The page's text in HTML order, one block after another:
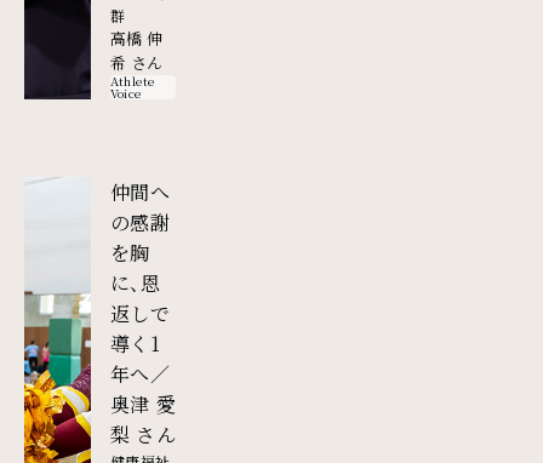
群
高橋 伸
希 さん
Athlete
Voice
仲間へ
の感謝
を胸
に、恩
返しで
導く1
年へ／
奥津 愛
梨 さん外部リンク